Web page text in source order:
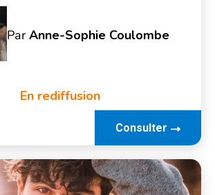
ParAnne-Sophie Coulombe
En rediffusion
Consulter